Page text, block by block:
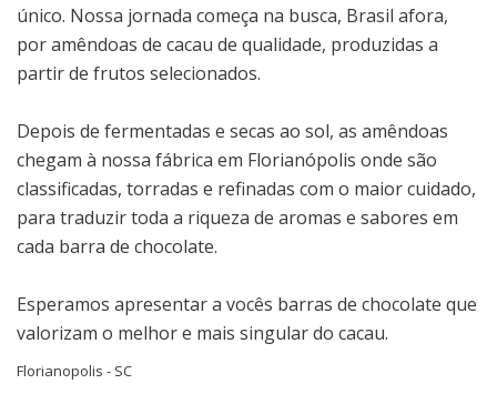
único. Nossa jornada começa na busca, Brasil afora,
por amêndoas de cacau de qualidade, produzidas a
partir de frutos selecionados.
Depois de fermentadas e secas ao sol, as amêndoas
chegam à nossa fábrica em Florianópolis onde são
classificadas, torradas e refinadas com o maior cuidado,
para traduzir toda a riqueza de aromas e sabores em
cada barra de chocolate.
Esperamos apresentar a vocês barras de chocolate que
valorizam o melhor e mais singular do cacau.
Florianopolis - SC